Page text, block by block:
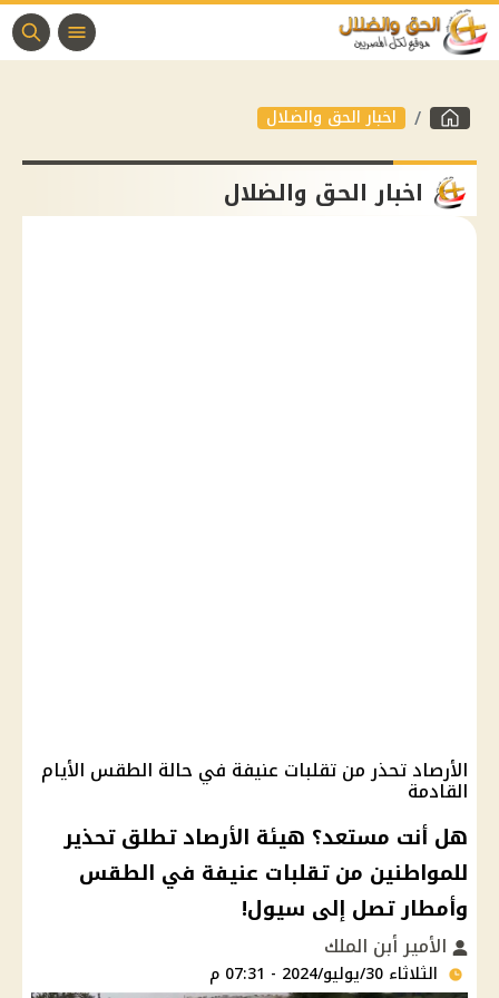
اخبار الحق والضلال
اخبار الحق والضلال
الأرصاد تحذر من تقلبات عنيفة في حالة الطقس الأيام
القادمة
هل أنت مستعد؟ هيئة الأرصاد تطلق تحذير
للمواطنين من تقلبات عنيفة في الطقس
وأمطار تصل إلى سيول!
الأمير أبن الملك
الثلاثاء 30/يوليو/2024 - 07:31 م